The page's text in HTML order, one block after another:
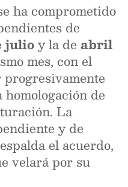
ha comprometido
de
julioy la de abril
mes, con el
de
La
y de
el acuerdo,
velará por su